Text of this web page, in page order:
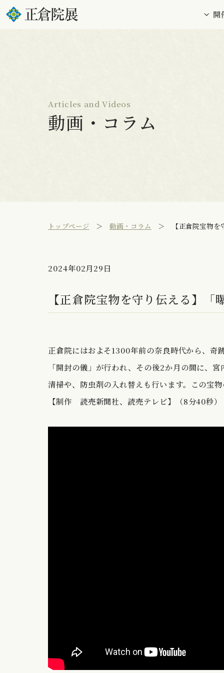
開
トップページ 動画・コラム 【正倉院宝物
Articles and Videos
動画・コラム
2024年02月29日
【正倉院宝物を守り伝える】
正倉院にはおよそ1300年前の奈良時代から、奇
「開封の儀」が行われ、その後2か月の間に、
清掃や、防虫剤の入れ替えも行います。この宝
【制作 読売新聞社、読売テレビ】（8分40秒）